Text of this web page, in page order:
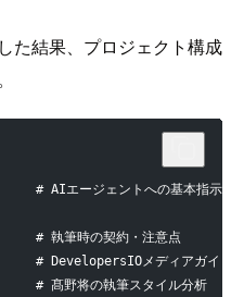
た結果、プロジェクト構成
AIエージェントへの基本指示
# 執筆時の契約・注意点
# DevelopersIOメディアガイ
# 髙野将の執筆スタイル分析